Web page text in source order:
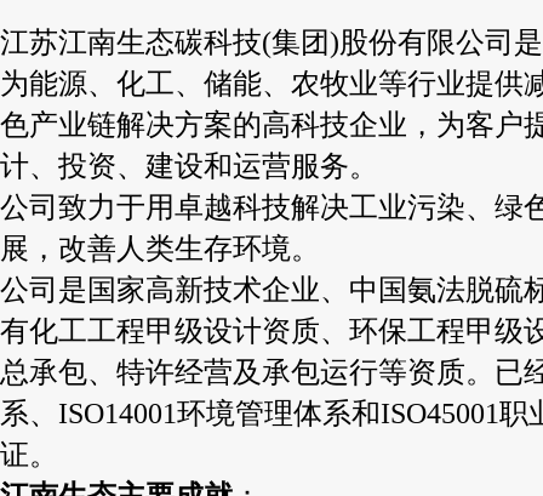
江苏江南生态碳科技(集团)股份有限公司
为能源、化工、储能、农牧业等行业提供
色产业链解决方案的高科技企业，为客户
计、投资、建设和运营服务。
公司致力于用卓越科技解决工业污染、绿
展，改善人类生存环境。
公司是国家高新技术企业、中国氨法脱硫
有化工工程甲级设计资质、环保工程甲级
总承包、特许经营及承包运行等资质。已
系、ISO14001环境管理体系和ISO45001
证。